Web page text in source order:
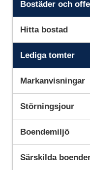
Bostäder och
Hitta bostad
Lediga tomter
Markanvisningar
Störningsjour
Boendemiljö
Särskilda